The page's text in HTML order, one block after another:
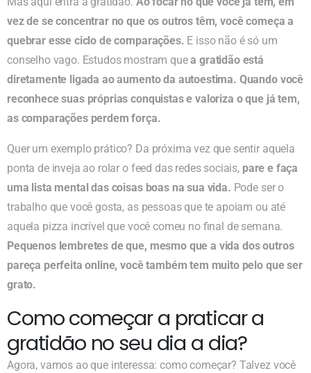
vez de se concentrar no que os outros têm, você começa a
quebrar esse ciclo de comparações. E isso não é só um
conselho vago. Estudos mostram quea gratidão está
diretamente ligada ao aumento da autoestima. Quando você
reconhece suas próprias conquistas e valoriza o que já tem,
as comparações perdem força.
Quer um exemplo prático? Da próxima vez que sentir aquela
ponta de inveja ao rolar o feed das redes sociais, pare e faça
uma lista mental das coisas boas na sua vida. Pode ser o
trabalho que você gosta, as pessoas que te apoiam ou até
aquela pizza incrível que você comeu no final de semana.
Pequenos lembretes de que, mesmo que a vida dos outros
pareça perfeita online, você também tem muito pelo que ser
grato.
Como começar a praticar a
gratidão no seu dia a dia?
Agora, vamos ao que interessa: como começar? Talvez você